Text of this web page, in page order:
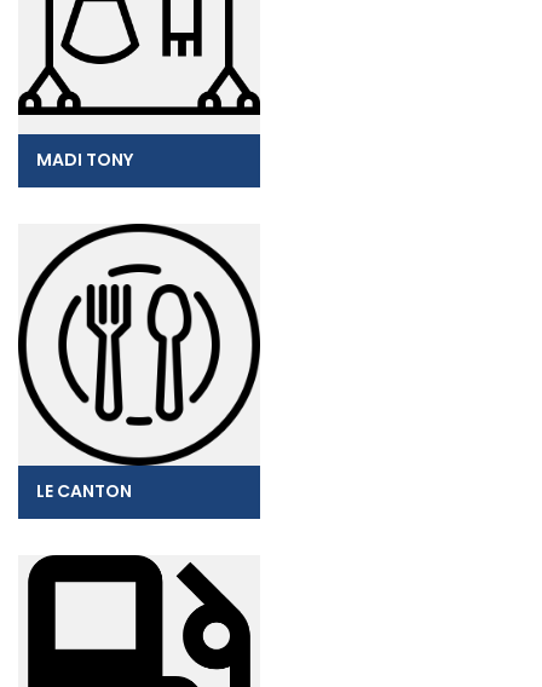
MADI TONY
LE CANTON